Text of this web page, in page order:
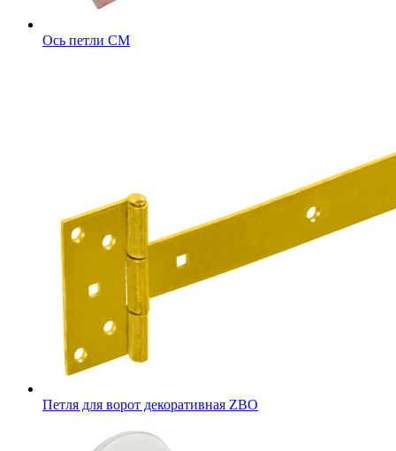
Ось петли CM
Петля для ворот декоративная ZBO